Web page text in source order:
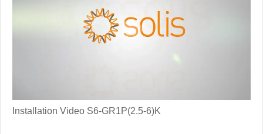
Installation Video S6-GR1P(2.5-6)K